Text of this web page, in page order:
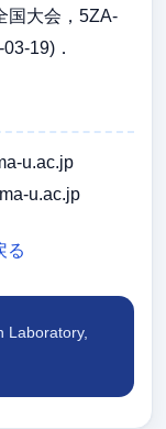
国大会，5ZA-
19)．
u.ac.jp
u.ac.jp
る
Laboratory,